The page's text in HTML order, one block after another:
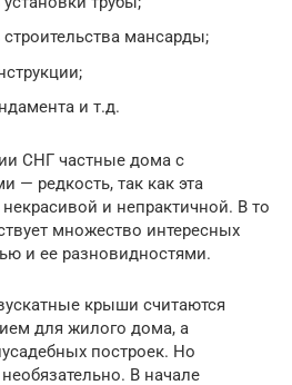
мансарды;
и т.д.
СНГ частные дома с
редкость, так как эта
некрасивой и непрактичной. В то
множество интересных
и ее разновидностями.
крыши считаются
для жилого дома, а
построек. Но
В начале